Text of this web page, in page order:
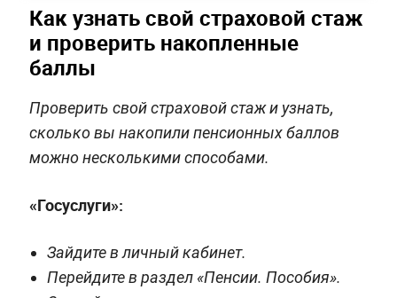
Как узнать свой страховой стаж
и проверить накопленные
баллы
Проверить свой страховой стаж и узнать,
сколько вы накопили пенсионных баллов
можно несколькими способами.
«Госуслуги»:
Зайдите в личный кабинет.
Перейдите в раздел «Пенсии. Пособия».